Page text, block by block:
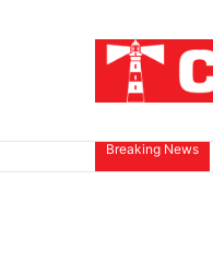
Breaking News